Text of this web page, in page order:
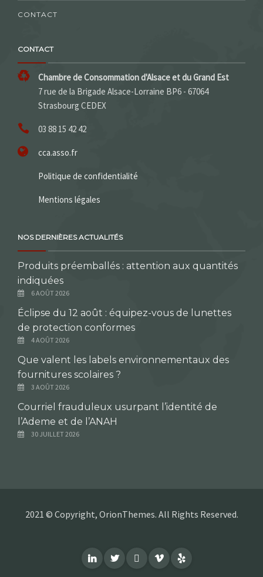
CONTACT
CONTACT
Chambre de Consommation d'Alsace et du Grand Est
7 rue de la Brigade Alsace-Lorraine BP6 - 67064
Strasbourg CEDEX
03 88 15 42 42
cca.asso.fr
Politique de confidentialité
Mentions légales
NOS DERNIÈRES ACTUALITÉS
Produits préemballés : attention aux quantités
indiquées
6 AOÛT 2026
Éclipse du 12 août : équipez-vous de lunettes
de protection conformes
4 AOÛT 2026
Que valent les labels environnementaux des
fournitures scolaires ?
3 AOÛT 2026
Courriel frauduleux usurpant l’identité de
l’Ademe et de l’ANAH
30 JUILLET 2026
2021 © Copyright, OrionThemes. All Rights Reserved.